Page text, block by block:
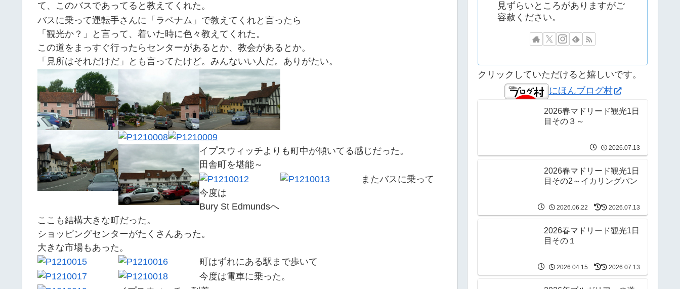
て、このバスであってると教えてくれた。
バスに乗って運転手さんに「ラベナム」で教えてくれと言ったら
「観光か？」と言って、着いた時に色々教えてくれた。
この道をまっすぐ行ったらセンターがあるとか、教会があるとか。
「見所はそれだけだ」とも言ってたけど。みんないい人だ。ありがたい。
イプスウィッチよりも町中が傾いてる感じだった。
田舎町を堪能～
またバスに乗って
今度は
Bury St Edmundsへ
ここも結構大きな町だった。
ショッピングセンターがたくさんあった。
大きな市場もあった。
町はずれにある駅まで歩いて
今度は電車に乗った。
見ずらいところがありますがご
容赦ください。
クリックしていただけると嬉しいです。
にほんブログ村
2026春マドリード観光1日
目その３～
2026.07.13
2026春マドリード観光1日
目その2～イカリングパン
2026.06.22 2026.07.13
2026春マドリード観光1日
目その１
2026.04.15 2026.07.13